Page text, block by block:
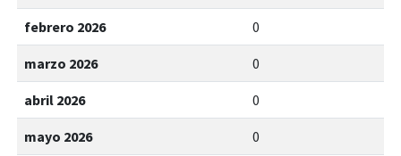
febrero 2026 0
marzo 2026 0
abril 2026 0
mayo 2026 0